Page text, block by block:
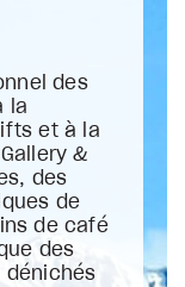
des
la
et à la
&
des
de
de café
des
dénichés